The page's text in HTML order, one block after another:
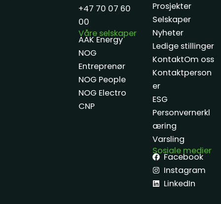
+47 70 07 60
00
Våre selskaper
AAK Energy
NOG
Entreprenør
NOG People
NOG Electro
CNP
Prosjekter
Selskaper
Nyheter
Ledige stillinger
KontaktOm oss
Kontaktperson
er
ESG
Personvernerkl
æring
Varsling
Sosiale medier
Facebook
Instagram
LinkedIn